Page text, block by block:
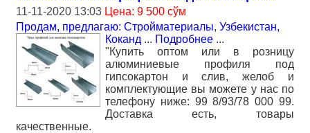
11-11-2020 13:03 Цена: 9 500 сўм
Продам, предлагаю: Стройматериалы, Узбекистан,
Коканд ... Подробнее ...
"Купить оптом или в розницу
алюминиевые профиля под
гипсокартон и слив, желоб и
комплектующие вы можете у нас по
телефону ниже: 99 8/93/78 000 99.
Доставка есть, товары
качественные.